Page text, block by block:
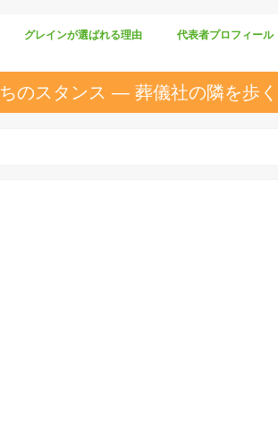
グレインが選ばれる理由 代表者プロフィール
のスタンス ― 葬儀社の隣を歩